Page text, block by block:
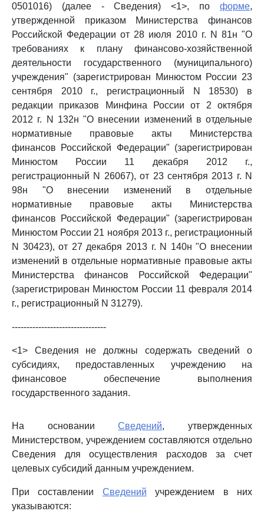
0501016) (далее - Сведения) <1>, по форме,
утвержденной приказом Министерства финансов
Российской Федерации от 28 июля 2010 г. N 81н "О
требованиях к плану финансово-хозяйственной
деятельности государственного (муниципального)
учреждения" (зарегистрирован Минюстом России 23
сентября 2010 г., регистрационный N 18530) в
редакции приказов Минфина России от 2 октября
2012 г. N 132н "О внесении изменений в отдельные
нормативные правовые акты Министерства
финансов Российской Федерации" (зарегистрирован
Минюстом России 11 декабря 2012 г.,
регистрационный N 26067), от 23 сентября 2013 г. N
98н "О внесении изменений в отдельные
нормативные правовые акты Министерства
финансов Российской Федерации" (зарегистрирован
Минюстом России 21 ноября 2013 г., регистрационный
N 30423), от 27 декабря 2013 г. N 140н "О внесении
изменений в отдельные нормативные правовые акты
Министерства финансов Российской Федерации"
(зарегистрирован Минюстом России 11 февраля 2014
г., регистрационный N 31279).
--------------------------------
<1> Сведения не должны содержать сведений о
субсидиях, предоставленных учреждению на
финансовое обеспечение выполнения
государственного задания.
На основанииСведений, утвержденных
Министерством, учреждением составляются отдельно
Сведения для осуществления расходов за счет
целевых субсидий данным учреждением.
При составлении Сведений учреждением в них
указываются: